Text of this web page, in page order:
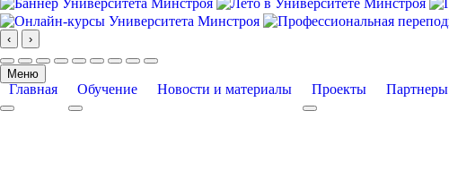
‹ ›
Меню
Главная
More about: Главная
Обучение
More about: Обучение
Новости и материалы Проекты
More about: Проекты
Партнеры